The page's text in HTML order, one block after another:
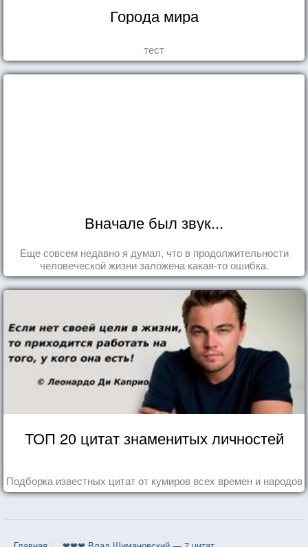
Города мира
тест
Вначале был звук...
Еще совсем недавно я думал, что в продолжительности
человеческой жизни заложена какая-то ошибка.
ТОП 20 цитат знаменитых личностей
Подборка известных цитат от кумиров всех времен и народов